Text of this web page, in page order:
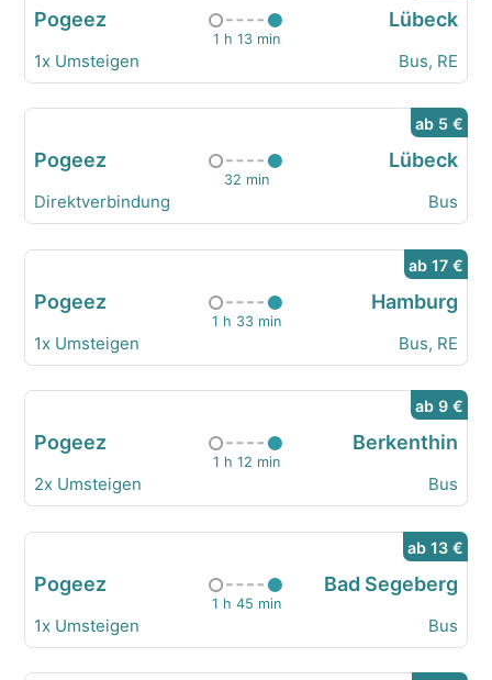
Pogeez
1 h 13 min
Lübeck
1x Umsteigen Bus, RE
ab 5 €
Pogeez
32 min
Lübeck
Direktverbindung Bus
ab 17 €
Pogeez
1 h 33 min
Hamburg
1x Umsteigen Bus, RE
ab 9 €
Pogeez
1 h 12 min
Berkenthin
2x Umsteigen Bus
ab 13 €
Pogeez
1 h 45 min
Bad Segeberg
1x Umsteigen Bus